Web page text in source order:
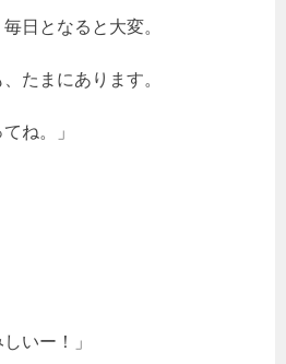
日となると大変。
たまにあります。
ね。」
いー！」